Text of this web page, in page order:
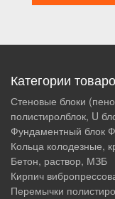
Категории
Стеновые блоки
полистиролблок, U
Фундаментный блок
Кольца колодезные,
Бетон, раствор, МЗБ
Кирпич
Перемычки